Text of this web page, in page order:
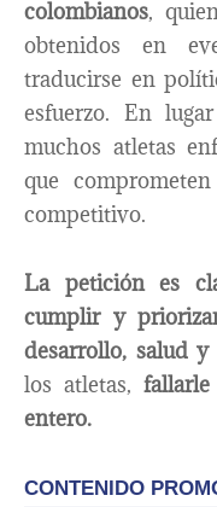
colombianos,
obtenidos en
traducirse en
esfuerzo. En
muchos atletas
que
competitivo.
La petición es
cumplir y
desarrollo, salud y
los atletas,
entero.